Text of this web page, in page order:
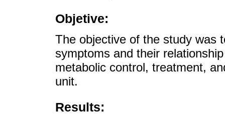
Objetive:
The objective of the study was
symptoms and their
metabolic control, treatment,
unit.
Results: